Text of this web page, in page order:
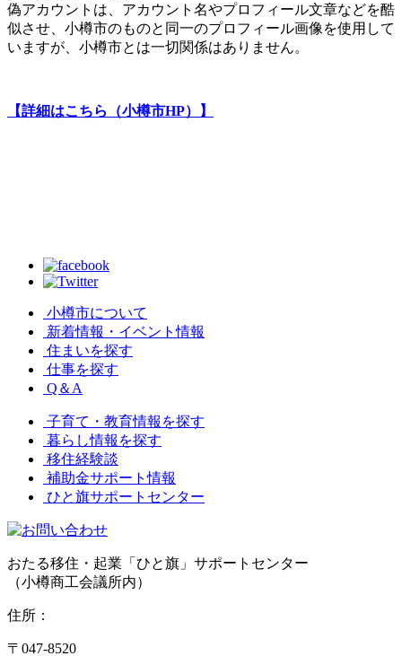
偽アカウントは、アカウント名やプロフィール文章などを酷
似させ、小樽市のものと同一のプロフィール画像を使用して
いますが、小樽市とは一切関係はありません。
【詳細はこちら（小樽市HP）】
小樽市について
新着情報・イベント情報
住まいを探す
仕事を探す
Q＆A
子育て・教育情報を探す
暮らし情報を探す
移住経験談
補助金サポート情報
ひと旗サポートセンター
おたる移住・起業「ひと旗」サポートセンター
（小樽商工会議所内）
住所：
〒047-8520